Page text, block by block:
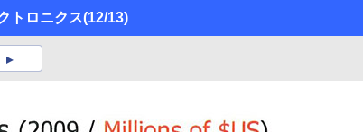
トロニクス(12/13)